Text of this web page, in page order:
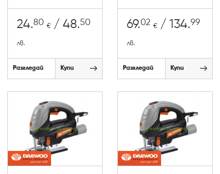
24.80 € / 48.50
лв.
Разгледай Купи
69.02 € / 134.99
лв.
Разгледай Купи